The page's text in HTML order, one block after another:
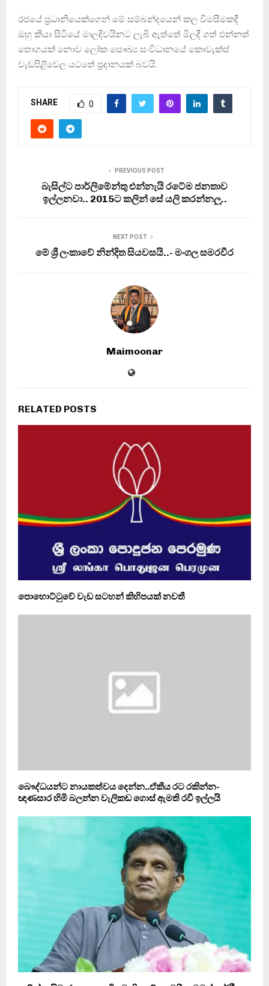
රජයේ ප‍්‍රධානියෙක්ගෙන් මේ සම්බන්දයෙන් කල විමසීමකදී
ඔහු කියා සිටියේ මාලදිවයිනට ලැබී ඇත්තේ මිලදී ගත් එන්නත්
තොගයක් නොව ලෝක සෞඛ්‍ය සංවිධානයේ කොවැක්ස්
වැඩපිළිවෙල යටතේ ප්‍රදානයක් බවයි.
SHARE 0
PREVIOUS POST
බැසිල්ට පාර්ලිමේන්තු එන්නැයි රටේම ජනතාව
ඉල්ලනවා.. 2015ට කලින් සේ යලි කරන්නලු..
NEXT POST
මේ ශ්‍රී ලංකාවේ නින්දිත සියවසයි..- මංගල සමරවීර
Maimoonar
RELATED POSTS
පොහොට්ටුවේ වැඩ සටහන් කිහිපයක් නවතී
බෞද්ධයන්ට නායකත්වය දෙන්න..ඒකීය රට රකින්න-
ඥාණසාර හිමි බලන්න වැලිකඩ ගොස් ඇමති රවී ඉල්ලයි